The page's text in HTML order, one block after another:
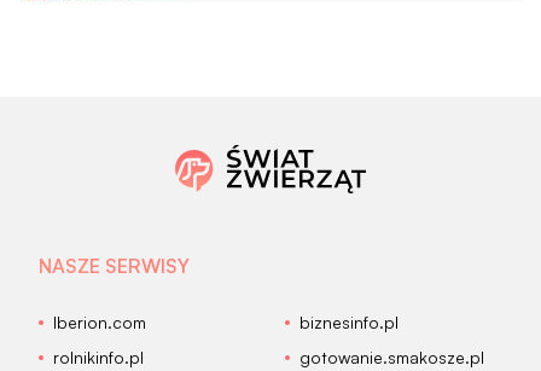
NASZE SERWISY
Iberion.com
biznesinfo.pl
rolnikinfo.pl
gotowanie.smakosze.pl